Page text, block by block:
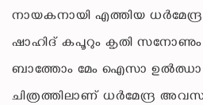
നായകനായി എത്തിയ
ഷാഹിദ് കപൂറും കൃതി സനോണും
ബാത്തോം മേം ഐസാ ഉല്‍ഝാ
ചിത്രത്തിലാണ് ധര്‍മേന്ദ്ര